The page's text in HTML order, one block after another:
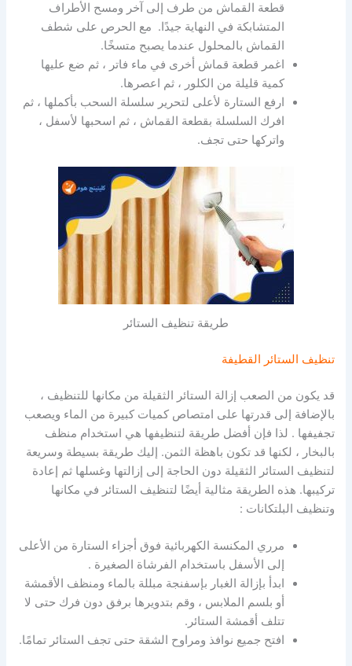
قطعة القماش من طرف إلى آخر ومسح الأطراف
المتشابكة في النهاية جيدًا. مع الحرص على شطف
القماش بالمحلول عندما يصبح متسخًا.
اغمر قطعة قماش أخرى في ماء فاتر ، ثم ضع عليها
كمية قليلة من الكلور ، ثم اعصرها.
ارفع الستارة لأعلى لتحرير سلسلة السحب بأكملها ، ثم
افرك السلسلة بقطعة القماش ، ثم اسحبها لأسفل ،
واتركها حتى تجف.
طريقة تنظيف الستائر
تنظيف الستائر القطيفة
قد يكون من الصعب إزالة الستائر الثقيلة من مكانها للتنظيف ،
بالإضافة إلى قدرتها على امتصاص كميات كبيرة من الماء ويصعب
تجفيفها . لذا فإن أفضل طريقة لتنظيفها هي استخدام منظف
بالبخار ، لكنها قد تكون باهظة الثمن. إليك طريقة بسيطة وسريعة
لتنظيف الستائر الثقيلة دون الحاجة إلى إزالتها وغسلها ثم إعادة
تركيبها. هذه الطريقة مثالية أيضًا لتنظيف الستائر في مكانها
وتنظيف البلتكانات :
مرري المكنسة الكهربائية فوق أجزاء الستارة من الأعلى
إلى الأسفل باستخدام الفرشاة الصغيرة .
ابدأ بإزالة الغبار بإسفنجة مبللة بالماء ومنظف الأقمشة
أو بلسم الملابس ، وقم بتدويرها برفق دون فرك حتى لا
تتلف أقمشة الستائر.
افتح جميع نوافذ ومراوح الشقة حتى تجف الستائر تمامًا.